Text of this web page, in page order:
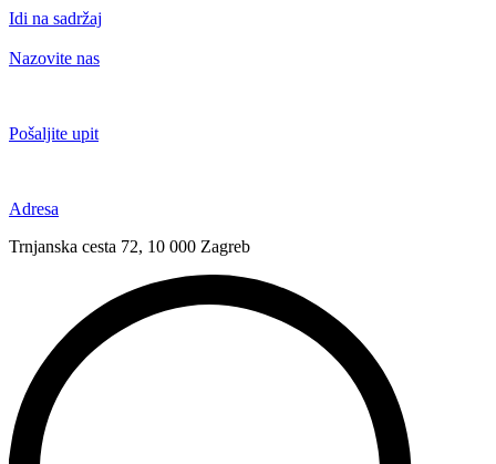
Idi na sadržaj
Nazovite nas
Pošaljite upit
Adresa
Trnjanska cesta 72, 10 000 Zagreb